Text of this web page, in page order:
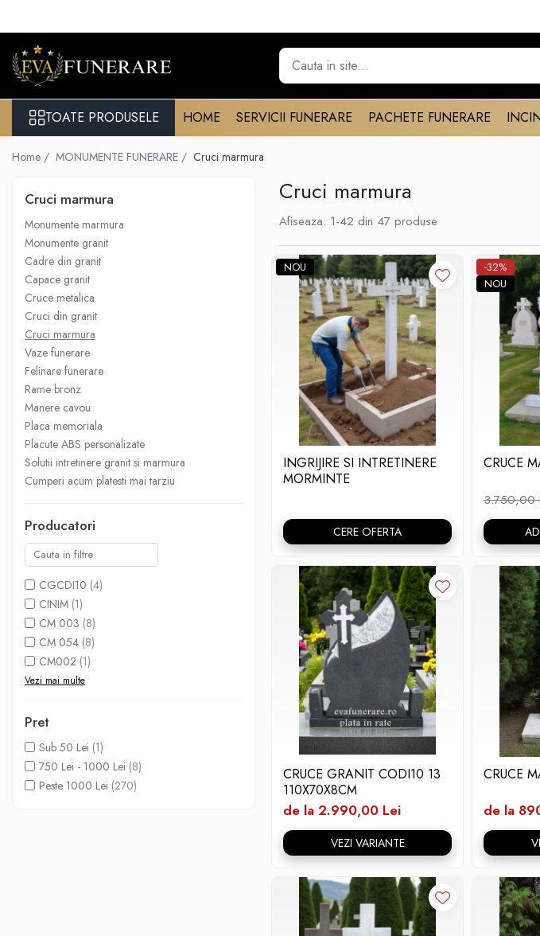
Toate Produsele
Monumente funerare
Cumperi acum platesti mai tarziu
Monumente marmura
Monumente granit
Capace granit
Vaze funerare
Cruce metalica
Cruci marmura
Cruci din granit
Felinare funerare
Rame bronz
Manere cavou
Placa memoriala
Placute ABS personalizate
Solutii intretinere granit si
marmura
Monumente granit
Felinare funerare
Placi memoriale
Placi memoriale din ABS/Aluminiu
Placi memoriale din piatra
Fotoceramica
Accesorii bronz
Flori din bronz
Rame poze din bronz
Inele cavou din bronz
Ingeri din bronz
TOATE PRODUSELE HOME SERVICII FUNERARE PACHETE FUNERARE
Home / MONUMENTE FUNERARE / Cruci marmura
Cruci marmura
Cruci marmura
Monumente marmura
Monumente granit
Cadre din granit
Capace granit
Cruce metalica
Cruci din granit
Cruci marmura
Vaze funerare
Felinare funerare
Rame bronz
Manere cavou
Placa memoriala
Placute ABS personalizate
Solutii intretinere granit si marmura
Cumperi acum platesti mai tarziu
Producatori
CGCDI10 (4)
CINIM (1)
CM 003 (8)
CM 054 (8)
CM002 (1)
Vezi mai multe
Pret
Sub 50 Lei (1)
750 Lei - 1000 Lei (8)
Peste 1000 Lei (270)
Afiseaza: 1-42 din 47 produse
NOU
INGRIJIRE SI INTRETINERE
MORMINTE
CERE OFERTA
-32%
NOU
CRUCE
3.750,00
CRUCE GRANIT CODI10 13
110X70X8CM
de la 2.990,00 Lei
VEZI VARIANTE
CRUCE
de la